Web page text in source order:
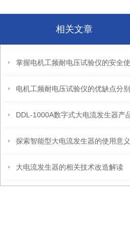
相关文章
探索智能型大电流发生器的使用意义
大电流发生器的相关技术改造解读